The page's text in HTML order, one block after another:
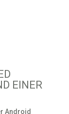
EINER
Android